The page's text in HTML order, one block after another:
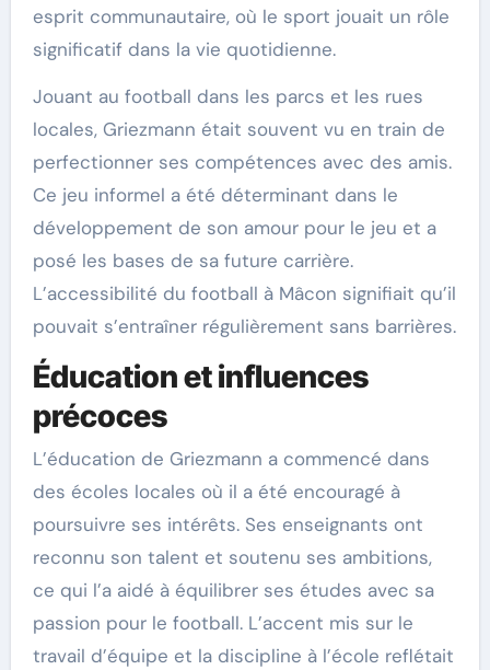
esprit communautaire, où le sport jouait un rôle
significatif dans la vie quotidienne.
Jouant au football dans les parcs et les rues
locales, Griezmann était souvent vu en train de
perfectionner ses compétences avec des amis.
Ce jeu informel a été déterminant dans le
développement de son amour pour le jeu et a
posé les bases de sa future carrière.
L’accessibilité du football à Mâcon signifiait qu’il
pouvait s’entraîner régulièrement sans barrières.
Éducation et influences
précoces
L’éducation de Griezmann a commencé dans
des écoles locales où il a été encouragé à
poursuivre ses intérêts. Ses enseignants ont
reconnu son talent et soutenu ses ambitions,
ce qui l’a aidé à équilibrer ses études avec sa
passion pour le football. L’accent mis sur le
travail d’équipe et la discipline à l’école reflétait